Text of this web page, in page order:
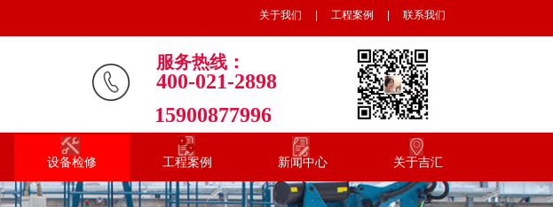
关于我们 工程案例 联系我们
联系我们
工程案例
服务热线：
400-021-2898
15900877996
设备检修 工程案例 新闻中心 关于吉汇